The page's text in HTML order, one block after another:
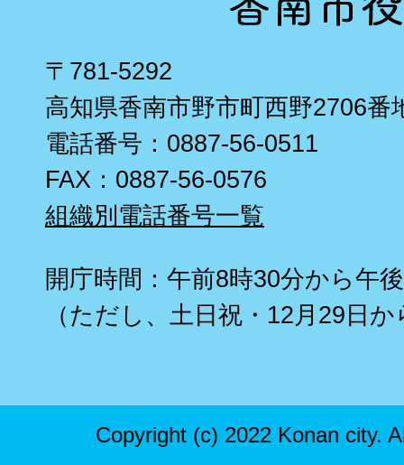
〒781-5292
高知県香南市野市町西野2706番
電話番号：0887-56-0511
FAX：0887-56-0576
組織別電話番号一覧
開庁時間：午前8時30分から午
（ただし、土日祝・12月29日
Copyright (c) 2022 Konan city.